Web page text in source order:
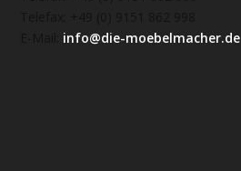
info@die-moebelmacher.de